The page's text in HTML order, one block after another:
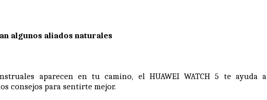
algunos aliados naturales
aparecen en tu camino, el HUAWEI WATCH 5 te ayuda a
consejos para sentirte mejor.